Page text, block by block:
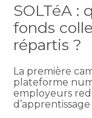
SOLTéA :
fonds
répartis ?
La première
plateforme
employeurs